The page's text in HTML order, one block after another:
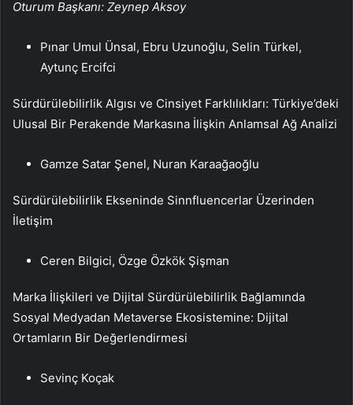
Oturum Başkanı: Zeynep Aksoy
Pınar Umul Ünsal, Ebru Uzunoğlu, Selin Türkel,
Aytunç Ercifci
Sürdürülebilirlik Algısı ve Cinsiyet Farklılıkları: Türkiye’deki
Ulusal Bir Perakende Markasına İlişkin Anlamsal Ağ Analizi
Gamze Satar Şenel, Nuran Karaağaoğlu
Sürdürülebilirlik Ekseninde Sinnfluencerlar Üzerinden
İletişim
Ceren Bilgici, Özge Özkök Şişman
Marka İlişkileri ve Dijital Sürdürülebilirlik Bağlamında
Sosyal Medyadan Metaverse Ekosistemine: Dijital
Ortamların Bir Değerlendirmesi
Sevinç Koçak